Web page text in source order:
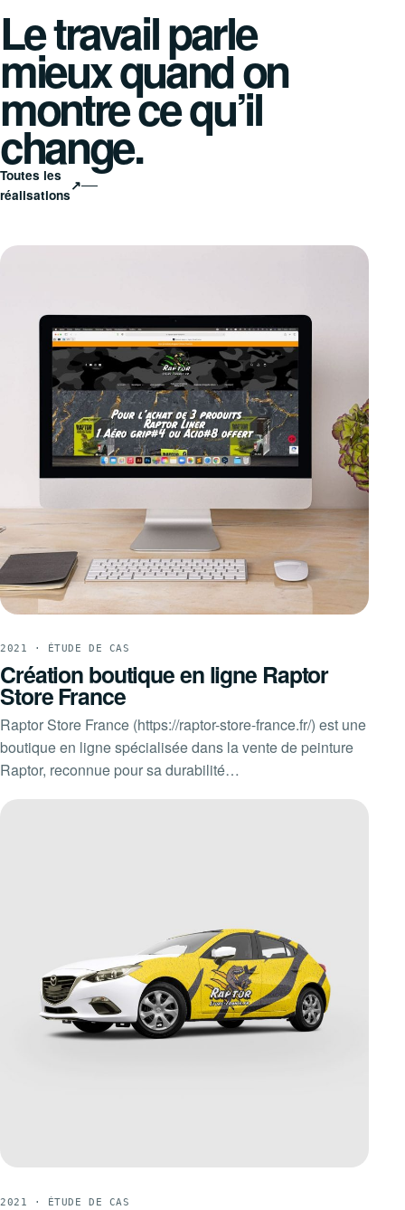
Le travail parle
mieux quand on
montre ce qu’il
change.
Toutes les
réalisations
↗
2021 · ÉTUDE DE CAS
Création boutique en ligne Raptor
Store France
Raptor Store France (https://raptor-store-france.fr/) est une
boutique en ligne spécialisée dans la vente de peinture
Raptor, reconnue pour sa durabilité…
2021 · ÉTUDE DE CAS